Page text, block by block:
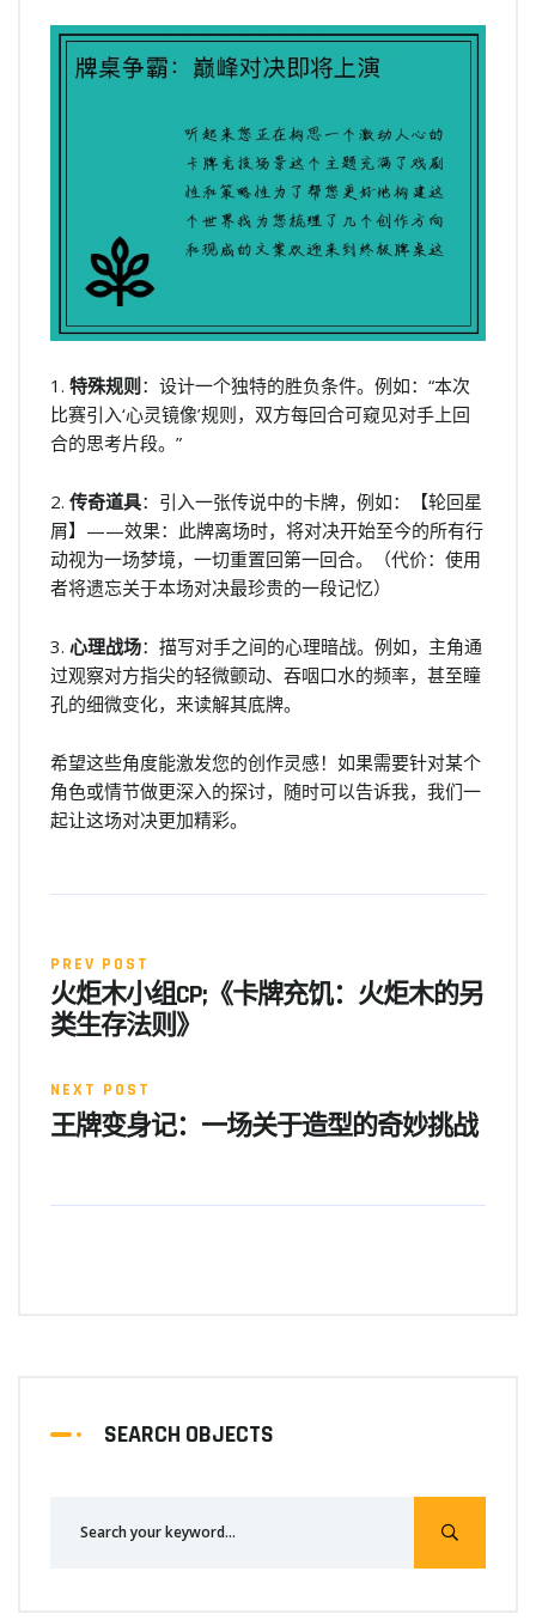
1. 特殊规则：设计一个独特的胜负条件。例如：“本次
比赛引入‘心灵镜像’规则，双方每回合可窥见对手上回
合的思考片段。”
2. 传奇道具：引入一张传说中的卡牌，例如：【轮回星
屑】——效果：此牌离场时，将对决开始至今的所有行
动视为一场梦境，一切重置回第一回合。（代价：使用
者将遗忘关于本场对决最珍贵的一段记忆）
3. 心理战场：描写对手之间的心理暗战。例如，主角通
过观察对方指尖的轻微颤动、吞咽口水的频率，甚至瞳
孔的细微变化，来读解其底牌。
希望这些角度能激发您的创作灵感！如果需要针对某个
角色或情节做更深入的探讨，随时可以告诉我，我们一
起让这场对决更加精彩。
PREV POST
火炬木小组CP;《卡牌充饥：火炬木的另
类生存法则》
NEXT POST
王牌变身记：一场关于造型的奇妙挑战
SEARCH OBJECTS